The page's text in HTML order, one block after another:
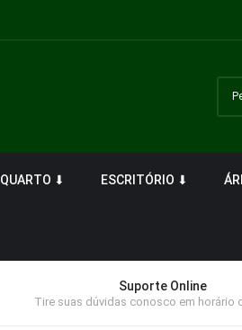
QUARTO ⬇ ESCRITÓRIO ⬇
Suporte Online
Tire suas dúvidas conosco em horário